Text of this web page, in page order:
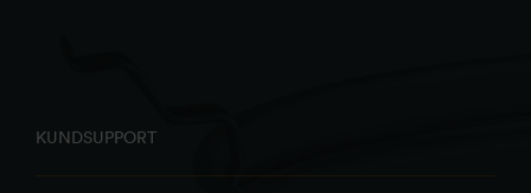
KUNDSUPPORT